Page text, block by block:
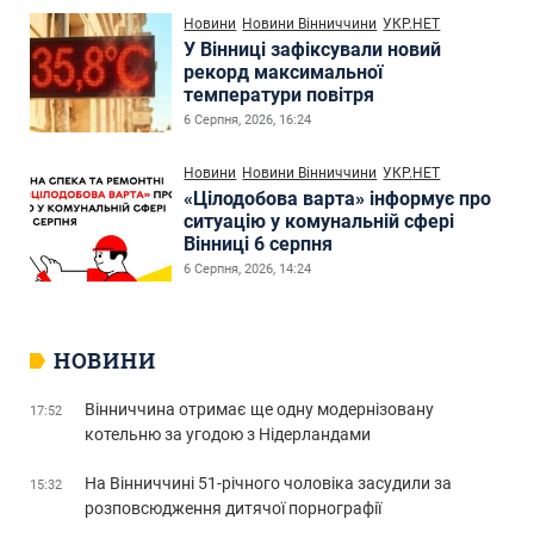
Новини Новини Вінниччини УКР.НЕТ
У Вінниці зафіксували новий
рекорд максимальної
температури повітря
6 Серпня, 2026, 16:24
Новини Новини Вінниччини УКР.НЕТ
«Цілодобова варта» інформує про
ситуацію у комунальній сфері
Вінниці 6 серпня
6 Серпня, 2026, 14:24
НОВИНИ
17:52
Вінниччина отримає ще одну модернізовану
котельню за угодою з Нідерландами
15:32
На Вінниччині 51-річного чоловіка засудили за
розповсюдження дитячої порнографії